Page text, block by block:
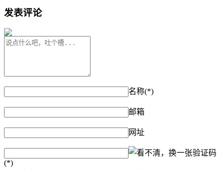
发表评论
名称(*)
邮箱
网址
验证码
(*)